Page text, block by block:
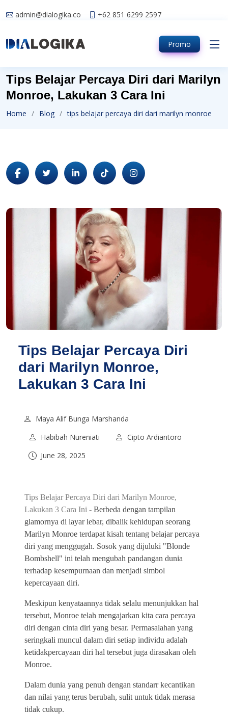
admin@dialogika.co +62 851 6299 2597
Promo
Tips Belajar Percaya Diri dari Marilyn
Monroe, Lakukan 3 Cara Ini
Home Blog tips belajar percaya diri dari marilyn monroe
Tips Belajar Percaya Diri
dari Marilyn Monroe,
Lakukan 3 Cara Ini
Maya Alif Bunga Marshanda
Habibah Nureniati
Cipto Ardiantoro
June 28, 2025
Tips Belajar Percaya Diri dari Marilyn Monroe,
Lakukan 3 Cara Ini - Berbeda dengan tampilan
glamornya di layar lebar, dibalik kehidupan seorang
Marilyn Monroe terdapat kisah tentang belajar percaya
diri yang menggugah. Sosok yang dijuluki "Blonde
Bombshell" ini telah mengubah pandangan dunia
terhadap kesempurnaan dan menjadi simbol
kepercayaan diri.
Meskipun kenyataannya tidak selalu menunjukkan hal
tersebut, Monroe telah mengajarkan kita cara percaya
diri dengan cinta diri yang besar. Permasalahan yang
seringkali muncul dalam diri setiap individu adalah
ketidakpercayaan diri hal tersebut juga dirasakan oleh
Monroe.
Dalam dunia yang penuh dengan standarr kecantikan
dan nilai yang terus berubah, sulit untuk tidak merasa
tidak cukup.